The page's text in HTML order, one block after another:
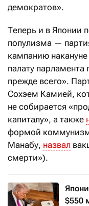
демократов».
Теперь и в Японии
популизма —
кампанию
палату
прежде всего».
Сохэем Камией,
не собирается
капиталу», а также
формой
Манабу, назвал
смерти»).
$550